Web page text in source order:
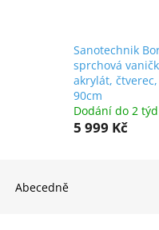
Sanotechnik
sprchová
akrylát, čtverec,
90cm
Dodání do 2
5 999 Kč
Abecedně